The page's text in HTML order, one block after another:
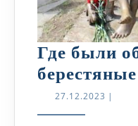
Где были
27.12.2023 |